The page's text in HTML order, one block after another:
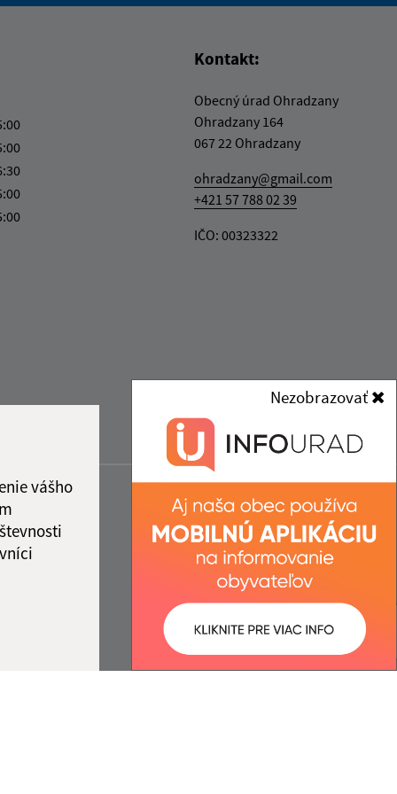
vášho
Nezobrazovať
Kontakt:
Obecný úrad Ohradzany
Ohradzany 164
067 22 Ohradzany
ohradzany@gmail.com
+421 57 788 02 39
IČO: 00323322